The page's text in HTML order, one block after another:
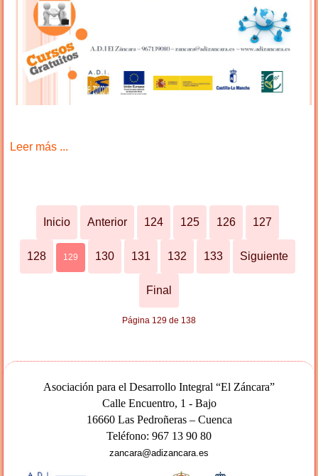
Leer más ...
Inicio Anterior 124 125 126 127
128 129 130 131 132 133 Siguiente
Final
Página 129 de 138
Asociación para el Desarrollo Integral “El Záncara”
Calle Encuentro, 1 - Bajo
16660 Las Pedroñeras – Cuenca
Teléfono: 967 13 90 80
zancara@adizancara.es